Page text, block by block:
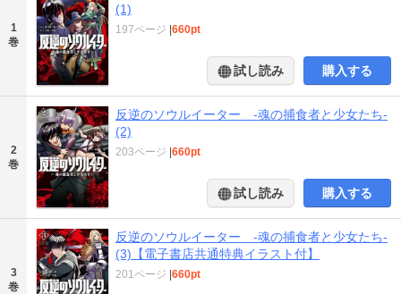
1
巻
(1)
197ページ |660pt
試し読み 購入する
2
巻
反逆のソウルイーター -魂の捕食者と少女たち-
(2)
203ページ |660pt
試し読み 購入する
3
巻
反逆のソウルイーター -魂の捕食者と少女たち-
(3)【電子書店共通特典イラスト付】
201ページ |660pt